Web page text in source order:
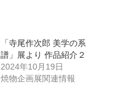
「寺尾作次郎 美学の系
譜」展より 作品紹介２
2024年10月19日
焼物企画展関連情報